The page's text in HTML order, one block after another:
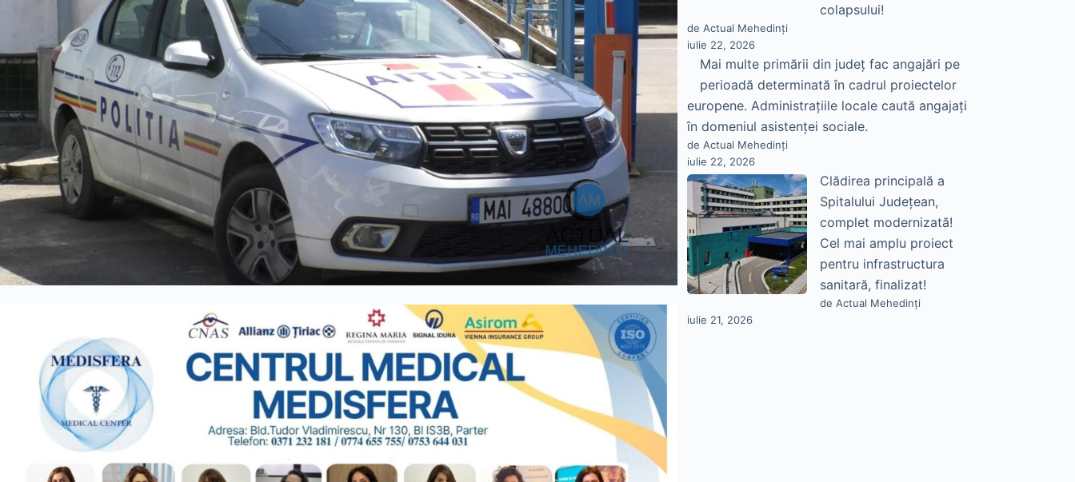
colapsului!
de Actual Mehedinți
iulie 22, 2026
Mai multe primării din județ fac angajări pe
perioadă determinată în cadrul proiectelor
europene. Administrațiile locale caută angajați
în domeniul asistenței sociale.
de Actual Mehedinți
iulie 22, 2026
Clădirea principală a
Spitalului Județean,
complet modernizată!
Cel mai amplu proiect
pentru infrastructura
sanitară, finalizat!
de Actual Mehedinți
iulie 21, 2026